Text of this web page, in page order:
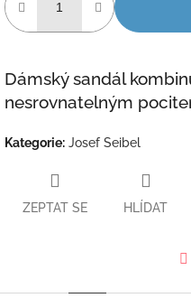
Dámský sandál
nesrovnatelným
Kategorie: Josef Seibel
ZEPTAT SE HLÍDAT